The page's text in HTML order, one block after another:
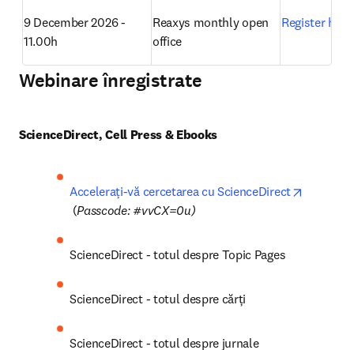
9 December 2026 -
11.00h
Reaxys monthly open
office
Register here
Webinare înregistrate
ScienceDirect, Cell Press & Ebooks
Accelerați-vă cercetarea cu ScienceDirect
opens in new tab/window
(Passcode: #vvCX=0u)
ScienceDirect - totul despre Topic Pages
ScienceDirect - totul despre cărți
ScienceDirect - totul despre jurnale